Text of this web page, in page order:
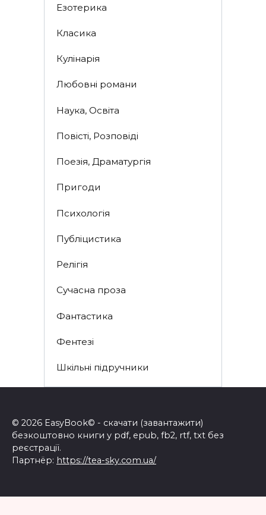
Езотерика
Класика
Кулінарія
Любовні романи
Наука, Освіта
Повісті, Розповіді
Поезія, Драматургія
Пригоди
Психологія
Публіцистика
Релігія
Сучасна проза
Фантастика
Фентезі
Шкільні підручники
© 2026 EasyBook© - скачати (завантажити)
безкоштовно книги у pdf, epub, fb2, rtf, txt без
реєстрації.
Партнёр: https://tea-sky.com.ua/